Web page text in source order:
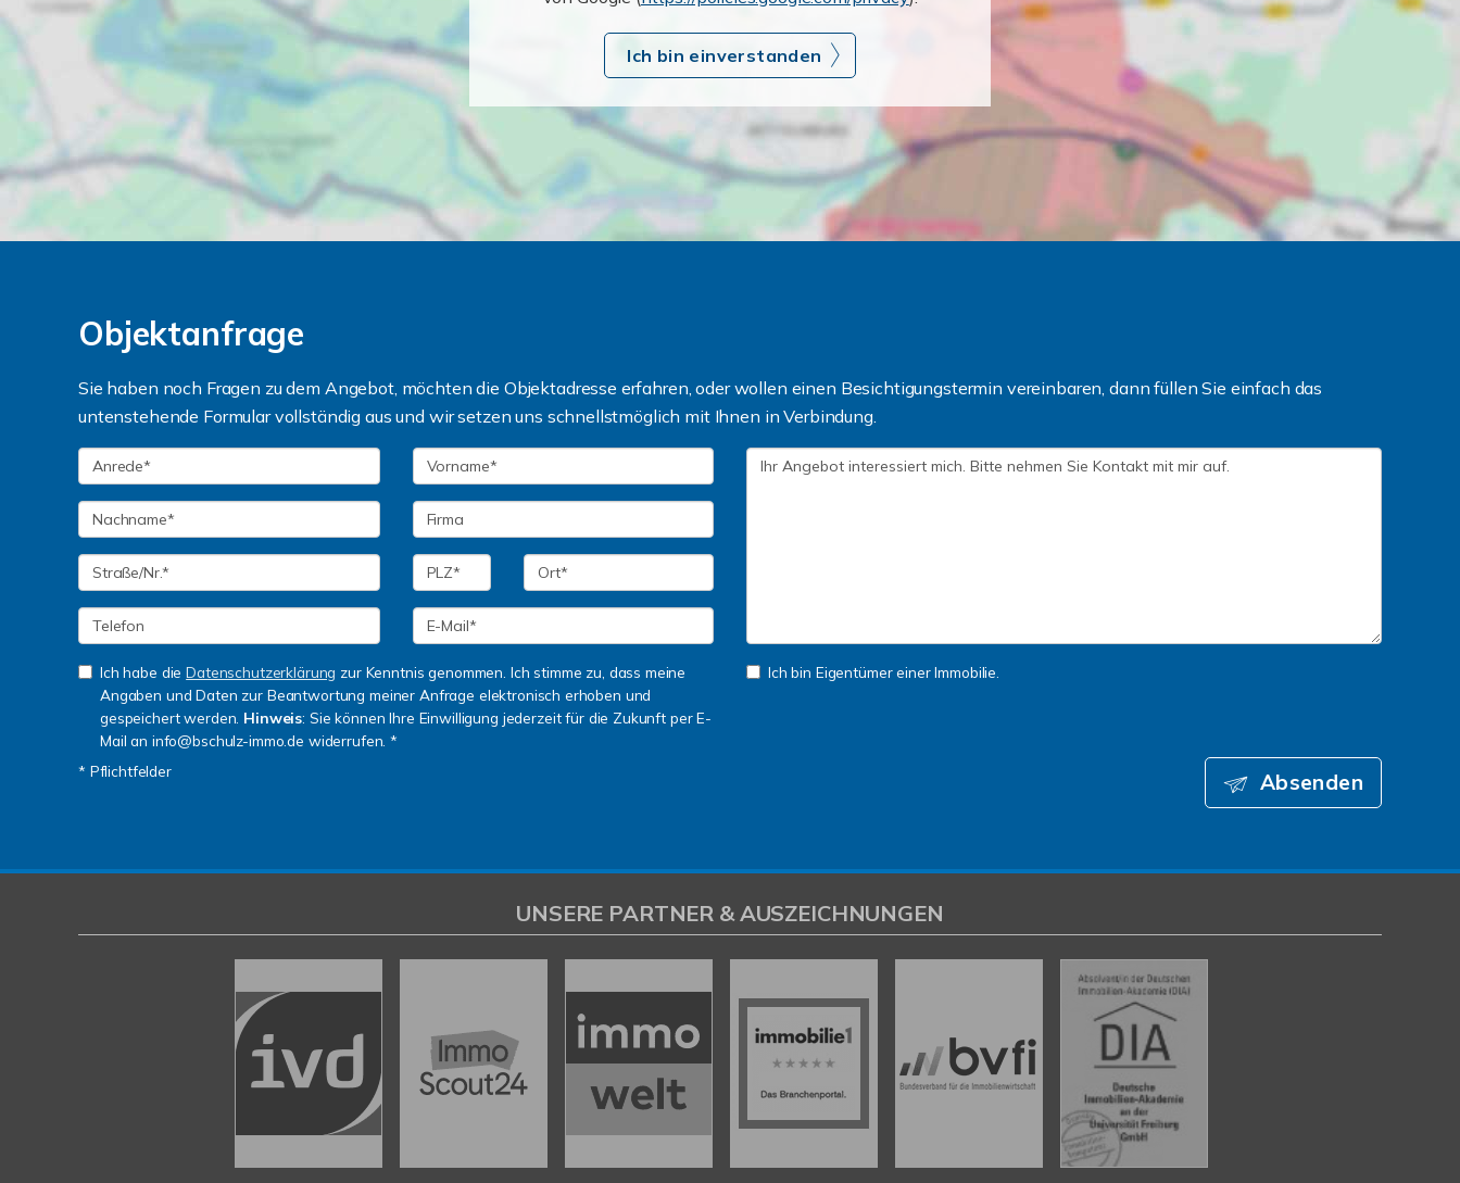
Ich bin einverstanden
Objektanfrage
Sie haben noch Fragen zu dem Angebot, möchten die Objektadresse erfahren, oder wollen einen Besichtigungstermin vereinbaren, dann füllen Sie einfach das
untenstehende Formular vollständig aus und wir setzen uns schnellstmöglich mit Ihnen in Verbindung.
Ich habe dieDatenschutzerklärung zur Kenntnis genommen. Ich stimme zu, dass meine
Angaben und Daten zur Beantwortung meiner Anfrage elektronisch erhoben und
gespeichert werden. Hinweis: Sie können Ihre Einwilligung jederzeit für die Zukunft per E-
Mail an info@bschulz-immo.de widerrufen. *
Ich bin Eigentümer einer Immobilie.
* Pflichtfelder Absenden
UNSERE PARTNER & AUSZEICHNUNGEN